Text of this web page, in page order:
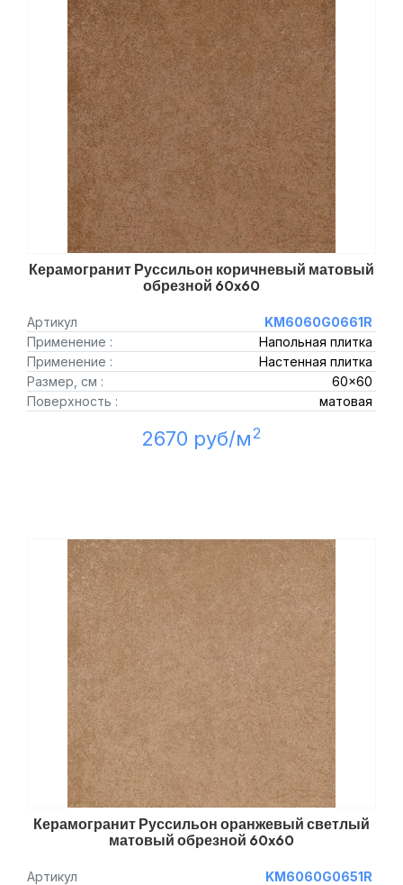
Керамогранит Руссильон коричневый матовый
обрезной 60x60
Артикул
KM6060G0661R
Применение :
Напольная плитка
Применение :
Настенная плитка
Размер, см :
60x60
Поверхность :
матовая
2670 руб/м2
Керамогранит Руссильон оранжевый светлый
матовый обрезной 60x60
Артикул
KM6060G0651R